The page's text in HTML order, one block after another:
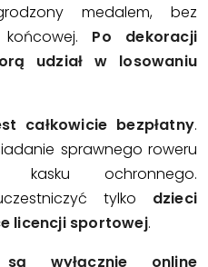
medalem, bez
Po dekoracji
udział w losowaniu
całkowicie bezpłatny.
sprawnego roweru
kasku ochronnego.
tylko dzieci
licencji sportowej.
wyłącznie online